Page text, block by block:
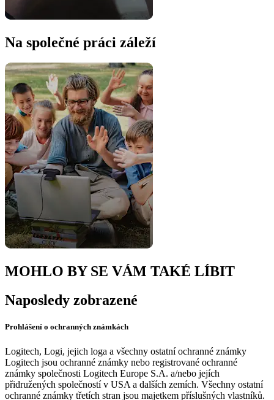
Na společné práci záleží
MOHLO BY SE VÁM TAKÉ LÍBIT
Naposledy zobrazené
Prohlášení o ochranných známkách
Logitech, Logi, jejich loga a všechny ostatní ochranné známky
Logitech jsou ochranné známky nebo registrované ochranné
známky společnosti Logitech Europe S.A. a/nebo jejích
přidružených společností v USA a dalších zemích. Všechny ostatní
ochranné známky třetích stran jsou majetkem příslušných vlastníků.